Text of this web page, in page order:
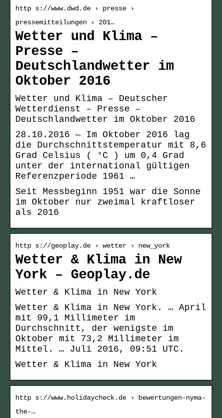
http s://www.dwd.de › presse ›
pressemitteilungen › 201…
Wetter und Klima –
Presse –
Deutschlandwetter im
Oktober 2016
Wetter und Klima – Deutscher
Wetterdienst – Presse –
Deutschlandwetter im Oktober 2016
28.10.2016 — Im Oktober 2016 lag
die Durchschnittstemperatur mit 8,6
Grad Celsius ( °C ) um 0,4 Grad
unter der international gültigen
Referenzperiode 1961 …
Seit Messbeginn 1951 war die Sonne
im Oktober nur zweimal kraftloser
als 2016
http s://geoplay.de › wetter › new_york
Wetter & Klima in New
York – Geoplay.de
Wetter & Klima in New York
Wetter & Klima in New York. … April
mit 99,1 Millimeter im
Durchschnitt, der wenigste im
Oktober mit 73,2 Millimeter im
Mittel. … Juli 2016, 09:51 UTC.
Wetter & Klima in New York
http s://www.holidaycheck.de › bewertungen-nyma-
the-…